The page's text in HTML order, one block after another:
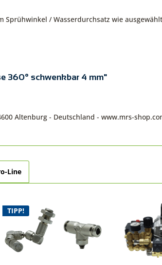
Sprühwinkel / Wasserdurchsatz wie
360° schwenkbar 4 mm"
Altenburg - Deutschland - www.mrs-
Line
TIPP!